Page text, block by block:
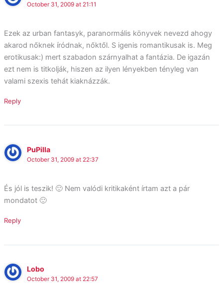
October 31, 2009 at 21:11
Ezek az urban fantasyk, paranormális könyvek nevezd ahogy
akarod nőknek íródnak, nőktől. S igenis romantikusak is. Meg
erotikusak:) mert szabadon szárnyalhat a fantázia. De igazán
ezt nem is titkolják, hiszen az ilyen lényekben tényleg van
valami szexis tehát kiaknázzák.
Reply
PuPilla
October 31, 2009 at 22:37
És jól is teszik! 🙂 Nem valódi kritikaként írtam azt a pár
mondatot 🙂
Reply
Lobo
October 31, 2009 at 22:57